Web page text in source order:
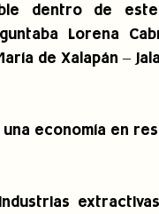
dentro de
Lorena
de Xalapán –
economía en